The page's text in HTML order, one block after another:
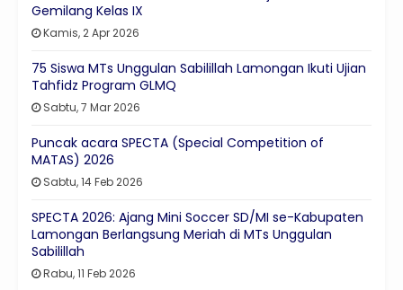
Gemilang Kelas IX
Kamis, 2 Apr 2026
75 Siswa MTs Unggulan Sabilillah Lamongan Ikuti Ujian
Tahfidz Program GLMQ
Sabtu, 7 Mar 2026
Puncak acara SPECTA (Special Competition of
MATAS) 2026
Sabtu, 14 Feb 2026
SPECTA 2026: Ajang Mini Soccer SD/MI se-Kabupaten
Lamongan Berlangsung Meriah di MTs Unggulan
Sabilillah
Rabu, 11 Feb 2026